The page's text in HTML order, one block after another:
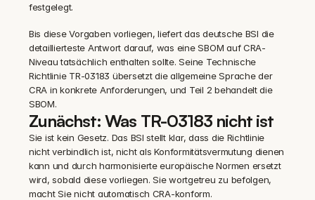
festgelegt.
Bis diese Vorgaben vorliegen, liefert das deutsche BSI die
detaillierteste Antwort darauf, was eine SBOM auf CRA-
Niveau tatsächlich enthalten sollte. Seine Technische
Richtlinie TR-03183 übersetzt die allgemeine Sprache der
CRA in konkrete Anforderungen, und Teil 2 behandelt die
SBOM.
Zunächst: Was TR-03183 nicht ist
Sie ist kein Gesetz. Das BSI stellt klar, dass die Richtlinie
nicht verbindlich ist, nicht als Konformitätsvermutung dienen
kann und durch harmonisierte europäische Normen ersetzt
wird, sobald diese vorliegen. Sie wortgetreu zu befolgen,
macht Sie nicht automatisch CRA-konform.